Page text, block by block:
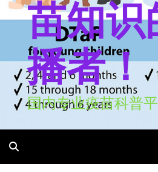
苗知识
播者！
国内专业疫苗科普